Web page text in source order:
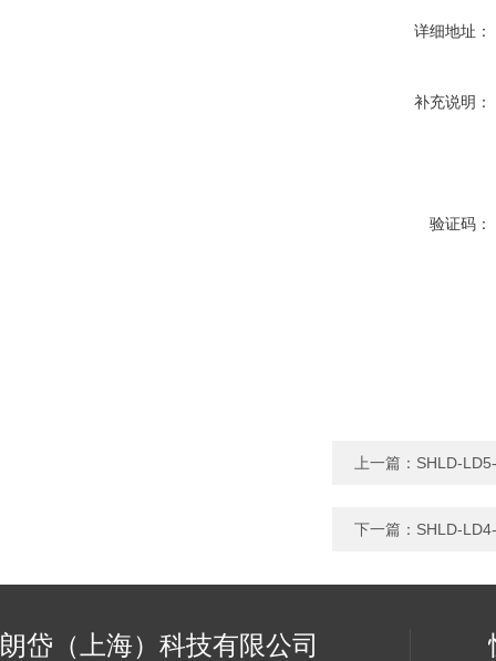
详细地址：
补充说明：
验证码：
上一篇： SHLD-
下一篇： SHLD-
朗岱（上海）科技有限公司